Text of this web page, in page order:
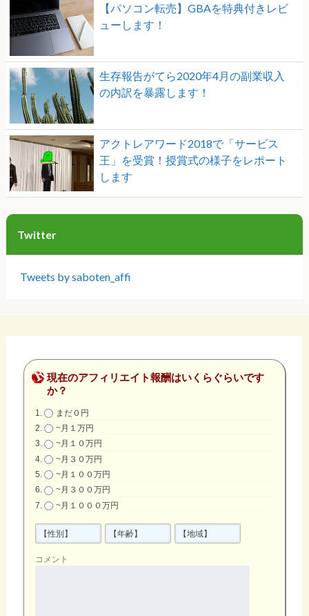
【パソコン転売】GBAを特典付きレビ
ューします！
生存報告がてら2020年4月の副業収入
の内訳を暴露します！
アクトレアワード2018で「サービス
王」を受賞！授賞式の様子をレポート
します
Twitter
Tweets by saboten_affi
現在のアフィリエイト報酬はいくらぐらいです
か？
まだ０円
~月１万円
~月１０万円
~月３０万円
~月１００万円
~月３００万円
~月１０００万円
コメント